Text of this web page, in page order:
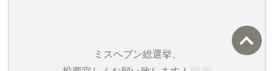
ミスヘブン総選挙、